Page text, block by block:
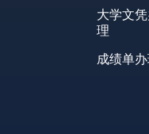
大学文
理
成绩单